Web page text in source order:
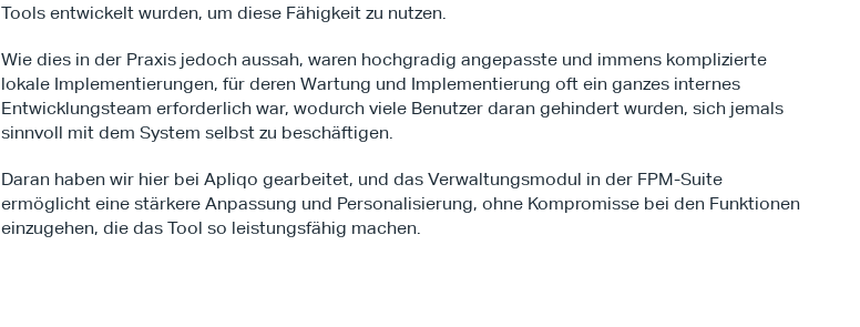
Tools entwickelt wurden, um diese Fähigkeit zu nutzen.
Wie dies in der Praxis jedoch aussah, waren hochgradig angepasste und immens komplizierte
lokale Implementierungen, für deren Wartung und Implementierung oft ein ganzes internes
Entwicklungsteam erforderlich war, wodurch viele Benutzer daran gehindert wurden, sich jemals
sinnvoll mit dem System selbst zu beschäftigen.
Daran haben wir hier bei Apliqo gearbeitet, und das Verwaltungsmodul in der FPM-Suite
ermöglicht eine stärkere Anpassung und Personalisierung, ohne Kompromisse bei den Funktionen
einzugehen, die das Tool so leistungsfähig machen.